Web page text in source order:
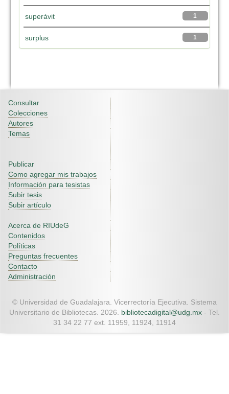
1
superávit
1
surplus
Consultar
Colecciones
Autores
Temas
Publicar
Como agregar mis trabajos
Información para tesistas
Subir tesis
Subir artículo
Acerca de RIUdeG
Contenidos
Políticas
Preguntas frecuentes
Contacto
Administración
© Universidad de Guadalajara. Vicerrectoría Ejecutiva. Sistema
Universitario de Bibliotecas. 2026. bibliotecadigital@udg.mx - Tel.
31 34 22 77 ext. 11959, 11924, 11914